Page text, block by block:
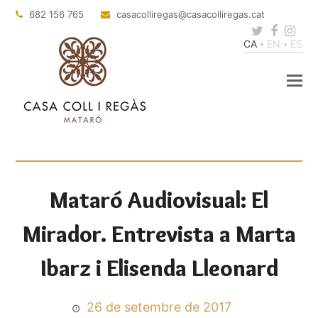
682 156 765 casacolliregas@casacolliregas.cat
Twitter
CA EN ES
Mataró Audiovisual: El
Mirador. Entrevista a Marta
Ibarz i Elisenda Lleonard
26 de setembre de 2017